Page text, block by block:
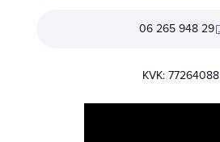
06 265 948 29
KVK: 77264088